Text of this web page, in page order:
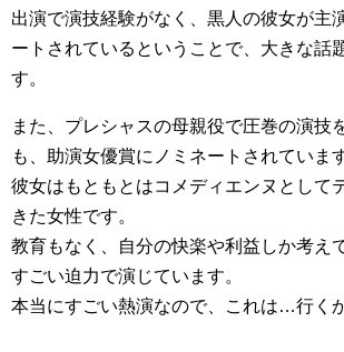
出演で演技経験がなく、黒人の彼女が主
ートされているということで、大きな話
す。
また、プレシャスの母親役で圧巻の演技
も、助演女優賞にノミネートされています
彼女はもともとはコメディエンヌとして
きた女性です。
教育もなく、自分の快楽や利益しか考え
すごい迫力で演じています。
本当にすごい熱演なので、これは…行く